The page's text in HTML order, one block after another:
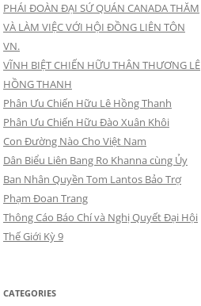
PHÁI ĐOÀN ĐẠI SỨ QUÁN CANADA THĂM
VÀ LÀM VIỆC VỚI HỘI ĐỒNG LIÊN TÔN
VN.
VĨNH BIỆT CHIẾN HỮU THÂN THƯƠNG LÊ
HỒNG THANH
Phân Ưu Chiến Hữu Lê Hồng Thanh
Phân Ưu Chiến Hữu Đào Xuân Khôi
Con Đường Nào Cho Việt Nam
Dân Biểu Liên Bang Ro Khanna cùng Ủy
Ban Nhân Quyền Tom Lantos Bảo Trợ
Phạm Đoan Trang
Thông Cáo Báo Chí và Nghị Quyết Đại Hội
Thế Giới Kỳ 9
CATEGORIES